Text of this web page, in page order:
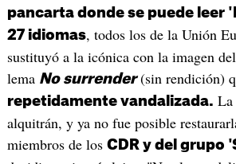
pancarta donde se puede leer
27 idiomas, todos los de la Unión
sustituyó a la icónica con la imagen
lema No surrender(sin rendición)
repetidamente vandalizada. La
alquitrán, y ya no fue posible
miembros de los CDR y del grupo